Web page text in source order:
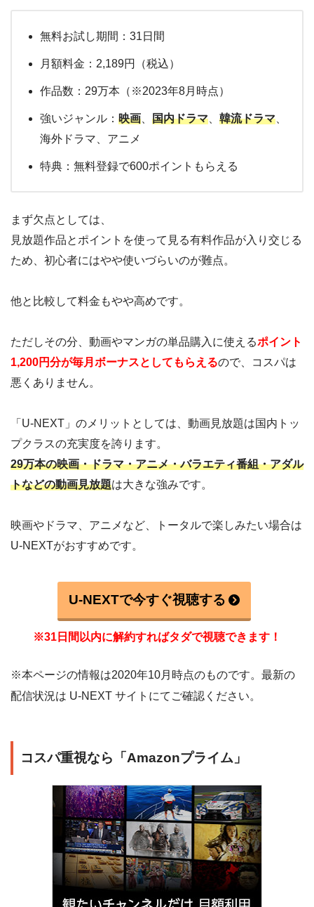
無料お試し期間：31日間
月額料金：2,189円（税込）
作品数：29万本（※2023年8月時点）
強いジャンル： 映画 国内ドラマ 韓流ドラマ
海外ドラマ、アニメ
特典：無料登録で600ポイントもらえる
まず欠点としては、
見放題作品とポイントを使って見る有料作品が入り交じる
ため、初心者にはやや使いづらいのが難点。
他と比較して料金もやや高めです。
ただしその分、動画やマンガの単品購入に使えるポイント
1,200円分が毎月ボーナスとしてもらえるので、コスパは
悪くありません。
「U-NEXT」のメリットとしては、動画見放題は国内トッ
プクラスの充実度を誇ります。
29万本の映画・ドラマ・アニメ・バラエティ番組・アダル
トなどの動画見放題は大きな強みです。
映画やドラマ、アニメなど、トータルで楽しみたい場合は
U-NEXTがおすすめです。
U-NEXTで今すぐ視聴する
※31日間以内に解約すればタダで視聴できます！
※本ページの情報は2020年10月時点のものです。最新の
配信状況は U-NEXT サイトにてご確認ください。
コスパ重視なら「Amazonプライム」